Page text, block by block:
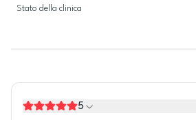
Stato della clinica
5